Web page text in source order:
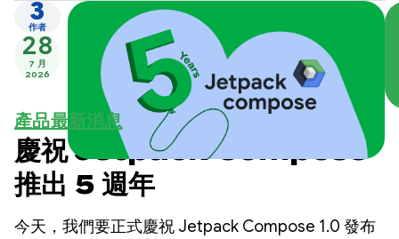
3
作者
28
7 月
2026
產品最新消息
慶祝 Jetpack Compose
推出 5 週年
今天，我們要正式慶祝 Jetpack Compose 1.0 發布